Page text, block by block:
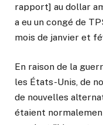
rapport] au dollar
a eu un congé de
mois de janvier et
En raison de la
les États-Unis, de
de nouvelles
étaient